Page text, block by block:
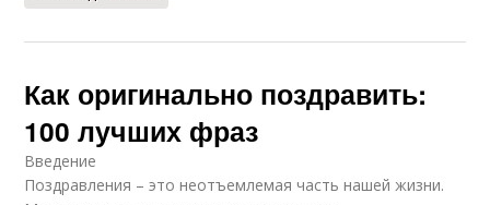
Как оригинально поздравить:
100 лучших фраз
Введение
Поздравления – это неотъемлемая часть нашей жизни.